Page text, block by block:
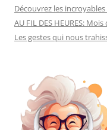
Découvrez les
AU FIL DES HEURES: Mois
Les gestes qui nous